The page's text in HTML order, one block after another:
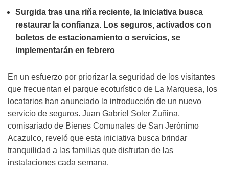
Surgida tras una riña reciente, la iniciativa busca
restaurar la confianza. Los seguros, activados con
boletos de estacionamiento o servicios, se
implementarán en febrero
En un esfuerzo por priorizar la seguridad de los visitantes
que frecuentan el parque ecoturístico de La Marquesa, los
locatarios han anunciado la introducción de un nuevo
servicio de seguros. Juan Gabriel Soler Zuñina,
comisariado de Bienes Comunales de San Jerónimo
Acazulco, reveló que esta iniciativa busca brindar
tranquilidad a las familias que disfrutan de las
instalaciones cada semana.